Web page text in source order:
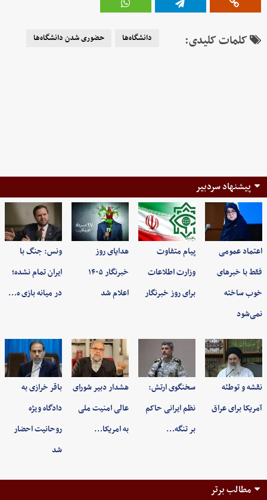
کلمات کلیدی: دانشگاه‌ها حضوری شدن دانشگاه‌ها
پیشنهاد سردبیر
اعتماد عمومی
فقط با خبرهای
خوب ساخته
نمی‌شود
پیام متفاوت
وزارت اطلاعات
برای روز خبرنگار
هدایای روز
خبرنگار ۱۴۰۵
اعلام شد
ونس: جنگ با
ایران تمام نشده؛
در میانه بازی ه…
نقشه و توطئه
آمریکا برای عراق
سخنگوی ارتش:
نظم ایرانی حاکم
بر تنگه…
هشدار دبیر شورای
عالی امنیت ملی
به امریکا…
باقر خرازی به
دادگاه ویژه
روحانیت احضار
شد
مطالب برتر